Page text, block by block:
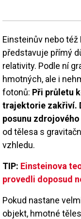
Einsteinův nebo
představuje přímý
relativity. Podle ní
hmotných, ale i
fotonů: Při průletu
trajektorie zakřiví.
posunu
od tělesa s
vzhledu.
TIP: Einsteinova
provedli doposud
Pokud nastane
objekt, hmotné